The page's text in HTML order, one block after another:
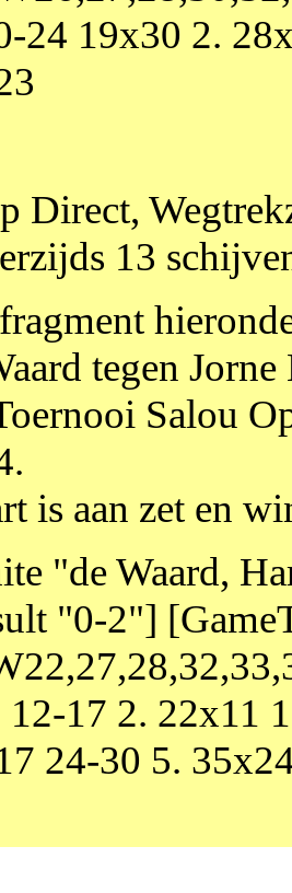
24 19x30 2.
Direct,
13
tegen
Salou
is aan zet en
"de Waard,
"0-2"]
12-17 2. 22x11
24-30 5.